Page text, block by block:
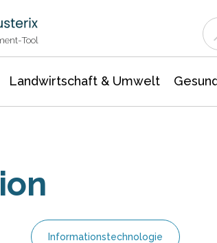
Tool
Landwirtschaft & Umwelt
Informationstechnologie